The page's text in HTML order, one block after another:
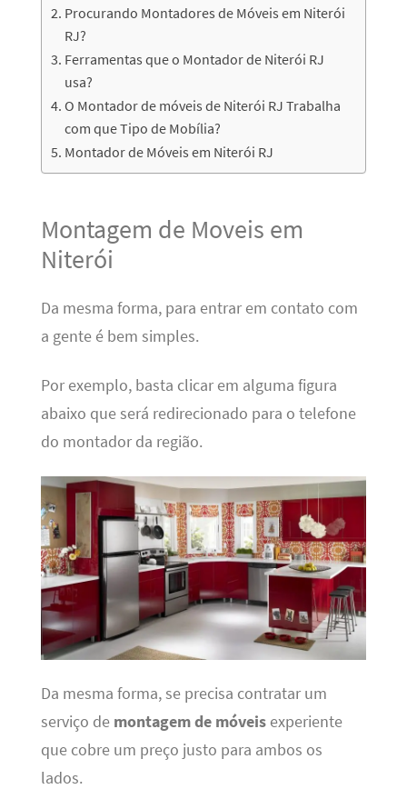
Procurando Montadores de Móveis em Niterói
RJ?
Ferramentas que o Montador de Niterói RJ
usa?
O Montador de móveis de Niterói RJ Trabalha
com que Tipo de Mobília?
Montador de Móveis em Niterói RJ
Montagem de Moveis em
Niterói
Da mesma forma, para entrar em contato com
a gente é bem simples.
Por exemplo, basta clicar em alguma figura
abaixo que será redirecionado para o telefone
do montador da região.
Da mesma forma, se precisa contratar um
serviço de montagem de móveisexperiente
que cobre um preço justo para ambos os
lados.